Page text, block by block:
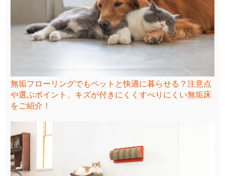
無垢フローリングでもペットと快適に暮らせる？注意点
や選ぶポイント、キズが付きにくくすべりにくい無垢床
をご紹介！